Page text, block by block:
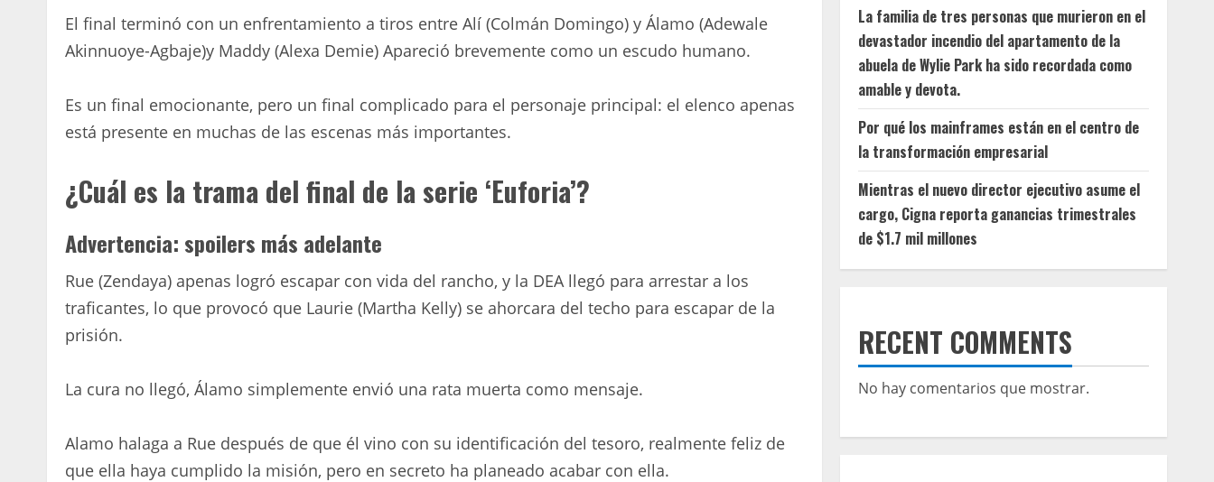
El final terminó con un enfrentamiento a tiros entre Alí (Colmán Domingo) y Álamo (Adewale
Akinnuoye-Agbaje)y Maddy (Alexa Demie) Apareció brevemente como un escudo humano.
Es un final emocionante, pero un final complicado para el personaje principal: el elenco apenas
está presente en muchas de las escenas más importantes.
¿Cuál es la trama del final de la serie ‘Euforia’?
Advertencia: spoilers más adelante
Rue (Zendaya) apenas logró escapar con vida del rancho, y la DEA llegó para arrestar a los
traficantes, lo que provocó que Laurie (Martha Kelly) se ahorcara del techo para escapar de la
prisión.
La cura no llegó, Álamo simplemente envió una rata muerta como mensaje.
Alamo halaga a Rue después de que él vino con su identificación del tesoro, realmente feliz de
que ella haya cumplido la misión, pero en secreto ha planeado acabar con ella.
La familia de tres personas que murieron en el
devastador incendio del apartamento de la
abuela de Wylie Park ha sido recordada como
amable y devota.
Por qué los mainframes están en el centro de
la transformación empresarial
Mientras el nuevo director ejecutivo asume el
cargo, Cigna reporta ganancias trimestrales
de $1.7 mil millones
RECENT COMMENTS
No hay comentarios que mostrar.